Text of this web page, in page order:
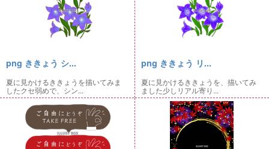
png ききょう シ...
夏に見かけるききょうを描いてみま
したクセ弱めで、シン...
png ききょう リ...
夏に見かけるききょうを、描いてみ
ました少しリアル寄り...